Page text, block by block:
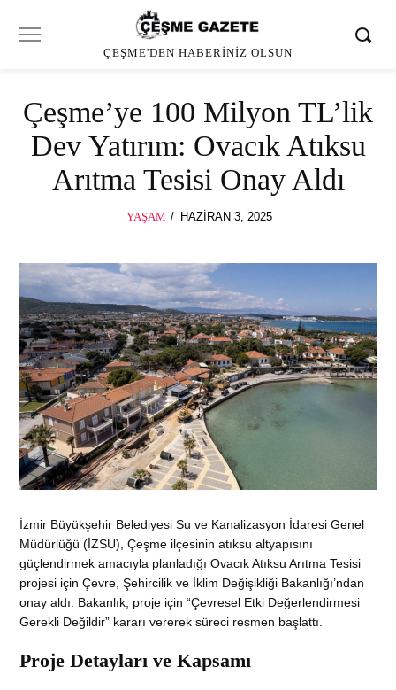
ÇEŞME'DEN HABERINIZ OLSUN
Çeşme’ye 100 Milyon TL’lik
Dev Yatırım: Ovacık Atıksu
Arıtma Tesisi Onay Aldı
YAŞAM
POSTED
HAZIRAN 3, 2025HAZIRAN
İzmir Büyükşehir Belediyesi Su ve Kanalizasyon İdaresi Genel
Müdürlüğü (İZSU), Çeşme ilçesinin atıksu altyapısını
güçlendirmek amacıyla planladığı Ovacık Atıksu Arıtma Tesisi
projesi için Çevre, Şehircilik ve İklim Değişikliği Bakanlığı’ndan
onay aldı. Bakanlık, proje için “Çevresel Etki Değerlendirmesi
Gerekli Değildir” kararı vererek süreci resmen başlattı.
Proje Detayları ve Kapsamı